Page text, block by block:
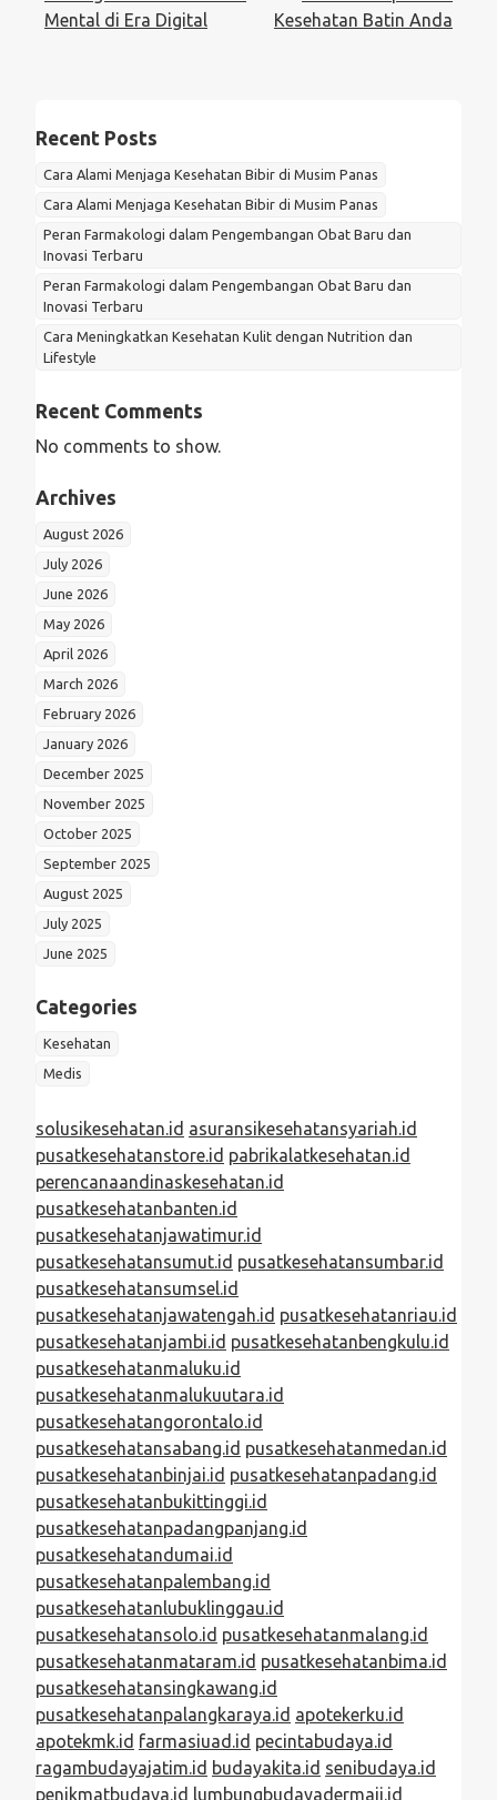
Mental di Era Digital
Kesehatan Batin Anda
Recent Posts
Cara Alami Menjaga Kesehatan Bibir di Musim Panas
Cara Alami Menjaga Kesehatan Bibir di Musim Panas
Peran Farmakologi dalam Pengembangan Obat Baru dan
Inovasi Terbaru
Peran Farmakologi dalam Pengembangan Obat Baru dan
Inovasi Terbaru
Cara Meningkatkan Kesehatan Kulit dengan Nutrition dan
Lifestyle
Recent Comments
No comments to show.
Archives
August 2026
July 2026
June 2026
May 2026
April 2026
March 2026
February 2026
January 2026
December 2025
November 2025
October 2025
September 2025
August 2025
July 2025
June 2025
Categories
Kesehatan
Medis
solusikesehatan.id asuransikesehatansyariah.id
pusatkesehatanstore.id pabrikalatkesehatan.id
perencanaandinaskesehatan.id
pusatkesehatanbanten.id
pusatkesehatanjawatimur.id
pusatkesehatansumut.id pusatkesehatansumbar.id
pusatkesehatansumsel.id
pusatkesehatanjawatengah.id pusatkesehatanriau.id
pusatkesehatanjambi.id pusatkesehatanbengkulu.id
pusatkesehatanmaluku.id
pusatkesehatanmalukuutara.id
pusatkesehatangorontalo.id
pusatkesehatansabang.id pusatkesehatanmedan.id
pusatkesehatanbinjai.id pusatkesehatanpadang.id
pusatkesehatanbukittinggi.id
pusatkesehatanpadangpanjang.id
pusatkesehatandumai.id
pusatkesehatanpalembang.id
pusatkesehatanlubuklinggau.id
pusatkesehatansolo.id pusatkesehatanmalang.id
pusatkesehatanmataram.id pusatkesehatanbima.id
pusatkesehatansingkawang.id
pusatkesehatanpalangkaraya.id apotekerku.id
apotekmk.id farmasiuad.id pecintabudaya.id
ragambudayajatim.id budayakita.id senibudaya.id
penikmatbudaya.id lumbungbudayadermaji.id